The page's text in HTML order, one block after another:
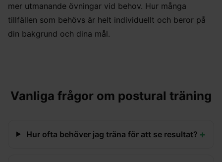
mer utmanande övningar vid behov. Hur många
tillfällen som behövs är helt individuellt och beror på
din bakgrund och dina mål.
Vanliga frågor om postural träning
Hur ofta behöver jag träna för att se resultat? +